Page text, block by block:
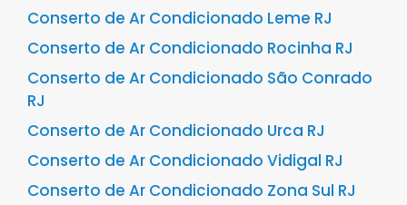
Conserto de Ar Condicionado Leme RJ
Conserto de Ar Condicionado Rocinha RJ
Conserto de Ar Condicionado São Conrado
RJ
Conserto de Ar Condicionado Urca RJ
Conserto de Ar Condicionado Vidigal RJ
Conserto de Ar Condicionado Zona Sul RJ